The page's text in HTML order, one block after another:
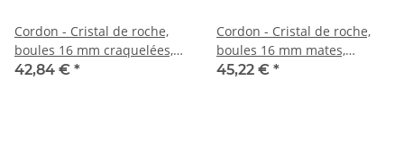
Cordon - Cristal de roche,
boules 16 mm craquelées,
mates, longueur 40 cm
42,84 € *
Cordon - Cristal de roche,
boules 16 mm mates,
longueur 40 cm /4649
45,22 € *